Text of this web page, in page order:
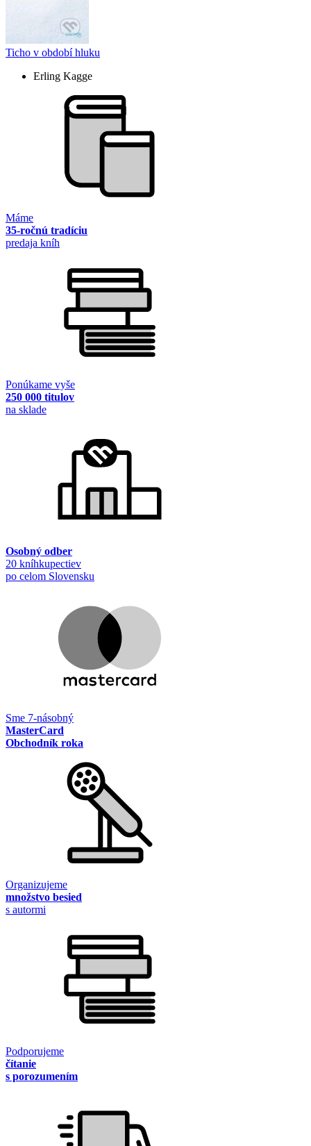
Ticho v období hluku
Erling Kagge
Máme
35-ročnú tradíciu
predaja kníh
Ponúkame vyše
250 000 titulov
na sklade
Osobný odber
20 kníhkupectiev
po celom Slovensku
Sme 7-násobný
MasterCard
Obchodník roka
Organizujeme
množstvo besied
s autormi
Podporujeme
čítanie
s porozumením